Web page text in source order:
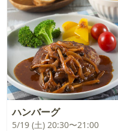
ハンバーグ
5/19 (土) 20:30〜21:00